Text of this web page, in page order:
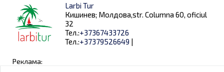
Larbi Tur
Кишинев; Молдова,str. Columna 60, oficiul
32
Тел.:+37367433726
Тел.:+37379526649 |
Реклама: